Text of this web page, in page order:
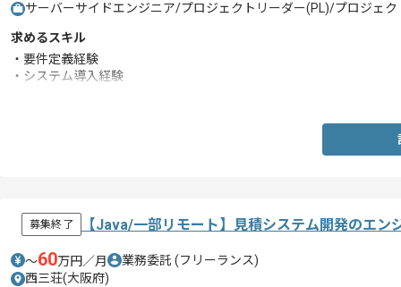
サーバーサイドエンジニア/プロジェクトリーダー(PL)/プロジェク
求めるスキル
・要件定義経験
・システム導入経験
募集終了 【Java/一部リモート】見積システム開発のエン
〜60万円／月 業務委託 (フリーランス)
西三荘(大阪府)